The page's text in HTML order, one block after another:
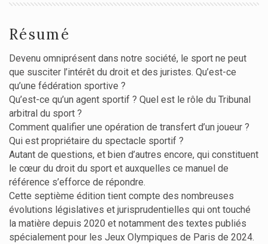
Résumé
Devenu omniprésent dans notre société, le sport ne peut
que susciter l’intérêt du droit et des juristes. Qu’est-ce
qu’une fédération sportive ?
Qu’est-ce qu’un agent sportif ? Quel est le rôle du Tribunal
arbitral du sport ?
Comment qualifier une opération de transfert d’un joueur ?
Qui est propriétaire du spectacle sportif ?
Autant de questions, et bien d’autres encore, qui constituent
le cœur du droit du sport et auxquelles ce manuel de
référence s’efforce de répondre.
Cette septième édition tient compte des nombreuses
évolutions législatives et jurisprudentielles qui ont touché
la matière depuis 2020 et notamment des textes publiés
spécialement pour les Jeux Olympiques de Paris de 2024.